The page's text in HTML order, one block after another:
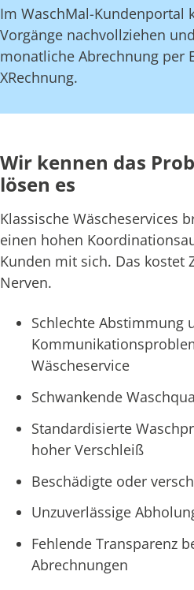
Im WaschMal-Kundenportal
Vorgänge nachvollziehen
monatliche Abrechnung per
XRechnung.
Wir kennen das
lösen es
Klassische Wäscheservices
einen hohen
Kunden mit sich. Das kostet
Nerven.
Schlechte Abstimmung
Wäscheservice
Schwankende
Standardisierte
hoher Verschleiß
Beschädigte oder
Unzuverlässige
Fehlende Transparenz
Abrechnungen